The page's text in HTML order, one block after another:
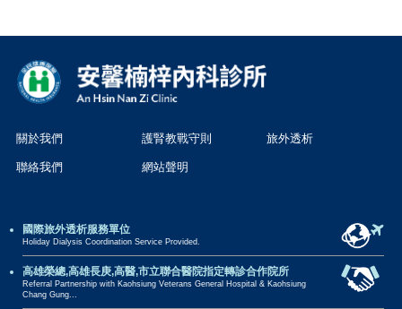
關於我們 護腎教戰守則 旅外透析
聯絡我們 網站聲明
國際旅外透析服務單位
Holiday Dialysis Coordination Service Provided.
高雄榮總,高雄長庚,高醫,市立聯合醫院指定轉診合作院所
Referral Partnership with Kaohsiung Veterans General Hospital & Kaohsiung
Chang Gung...